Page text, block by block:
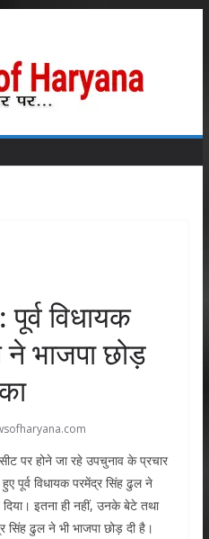
पूर्व विधायक
भाजपा छोड़
सीट पर होने जा रहे उपचुनाव के प्रचार
पूर्व विधायक परमेंद्र सिंह ढुल ने
इतना ही नहीं, उनके बेटे तथा
सिंह ढुल ने भी भाजपा छोड़ दी है।